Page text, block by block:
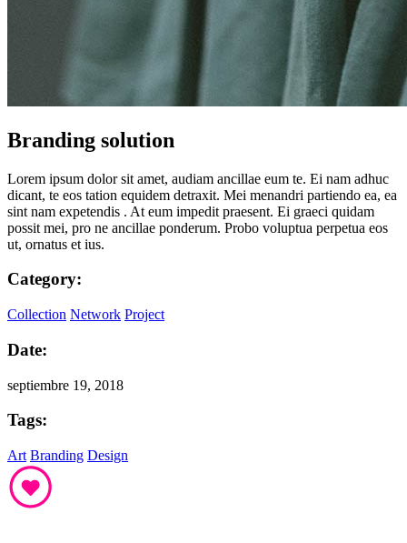
Branding solution
Lorem ipsum dolor sit amet, audiam ancillae eum te. Ei nam adhuc
dicant, te eos tation equidem detraxit. Mei menandri partiendo ea, ea
sint nam expetendis . At eum impedit praesent. Ei graeci quidam
possit mei, pro ne ancillae ponderum. Probo voluptua perpetua eos
ut, ornatus et ius.
Category:
Collection Network Project
Date:
septiembre 19, 2018
Tags:
Art Branding Design